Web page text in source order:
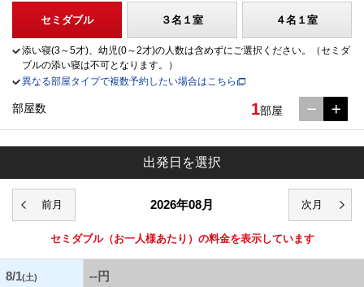
セミダブル ３名１室 ４名１室
添い寝(3～5才)、幼児(0～2才)の人数は含めずにご選択ください。（セミダ
ブルの添い寝は不可となります。）
異なる部屋タイプで複数予約したい場合はこちら
部屋数 1部屋
出発日を選択
2026年08月
セミダブル（お一人様あたり）の料金を表示しています
8/1(土) --円